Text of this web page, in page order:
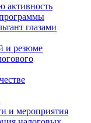
активность
глазами
и резюме
и мероприятия